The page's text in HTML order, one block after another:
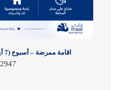
اقامة ممرضة – أسبوع (7 أيام) – من الجنسية الإفريقية
2947